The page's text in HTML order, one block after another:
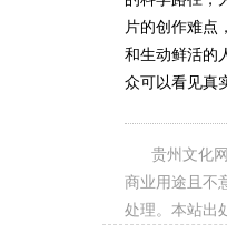
片的创作难点
和生动鲜活的
众可以看见真
贵州文化
商业用途且不
处理。本站出